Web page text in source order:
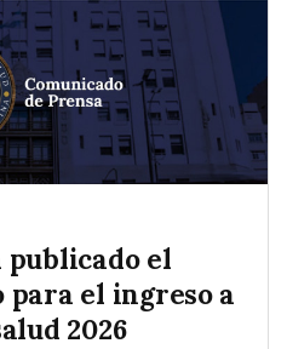
publicado el
el ingreso a
2026